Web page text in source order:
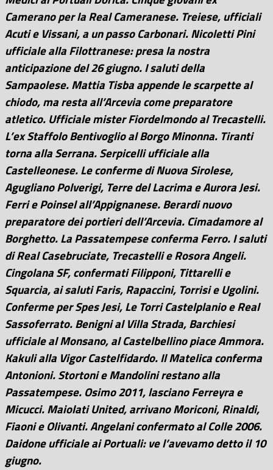
Camerano per la Real Cameranese. Treiese, ufficiali
Acuti e Vissani, a un passo Carbonari. Nicoletti Pini
ufficiale alla Filottranese: presa la nostra
anticipazione del 26 giugno. I saluti della
Sampaolese. Mattia Tisba appende le scarpette al
chiodo, ma resta all’Arcevia come preparatore
atletico. Ufficiale mister Fiordelmondo al Trecastelli.
L’ex Staffolo Bentivoglio al Borgo Minonna. Tiranti
torna alla Serrana. Serpicelli ufficiale alla
Castelleonese. Le conferme di Nuova Sirolese,
Agugliano Polverigi, Terre del Lacrima e Aurora Jesi.
Ferri e Poinsel all’Appignanese. Berardi nuovo
preparatore dei portieri dell’Arcevia. Cimadamore al
Borghetto. La Passatempese conferma Ferro. I saluti
di Real Casebruciate, Trecastelli e Rosora Angeli.
Cingolana SF, confermati Filipponi, Tittarelli e
Squarcia, ai saluti Faris, Rapaccini, Torrisi e Ugolini.
Conferme per Spes Jesi, Le Torri Castelplanio e Real
Sassoferrato. Benigni al Villa Strada, Barchiesi
ufficiale al Monsano, al Castelbellino piace Ammora.
Kakuli alla Vigor Castelfidardo. Il Matelica conferma
Antonioni. Stortoni e Mandolini restano alla
Passatempese. Osimo 2011, lasciano Ferreyra e
Micucci. Maiolati United, arrivano Moriconi, Rinaldi,
Fiaoni e Olivanti. Angelani confermato al Colle 2006.
Daidone ufficiale ai Portuali: ve l’avevamo detto il 10
giugno.